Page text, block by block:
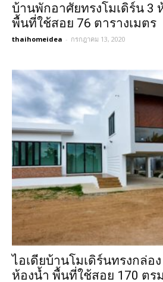
บ้านพักอาศัยทรงโมเดิร์น 3
พื้นที่ใช้สอย 76 ตารางเมตร
thaihomeidea - กรกฎาคม 13, 2020
ไอเดียบ้านโมเดิร์นทรงกล่อ
ห้องน้ำ พื้นที่ใช้สอย 170 ตรม